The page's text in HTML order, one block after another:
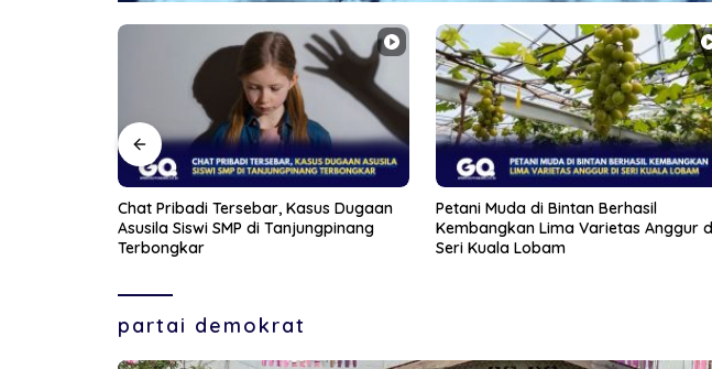
Petani Muda di Bintan Berhasil
Kembangkan Lima Varietas Anggur di
Seri Kuala Lobam
Aksi Freestyle Viral, Pengendara
Wanita di Pekanbaru Ditilang Polisi
partai demokrat